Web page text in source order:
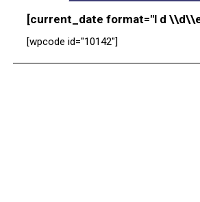
[current_date format="l d
[wpcode id="10142"]